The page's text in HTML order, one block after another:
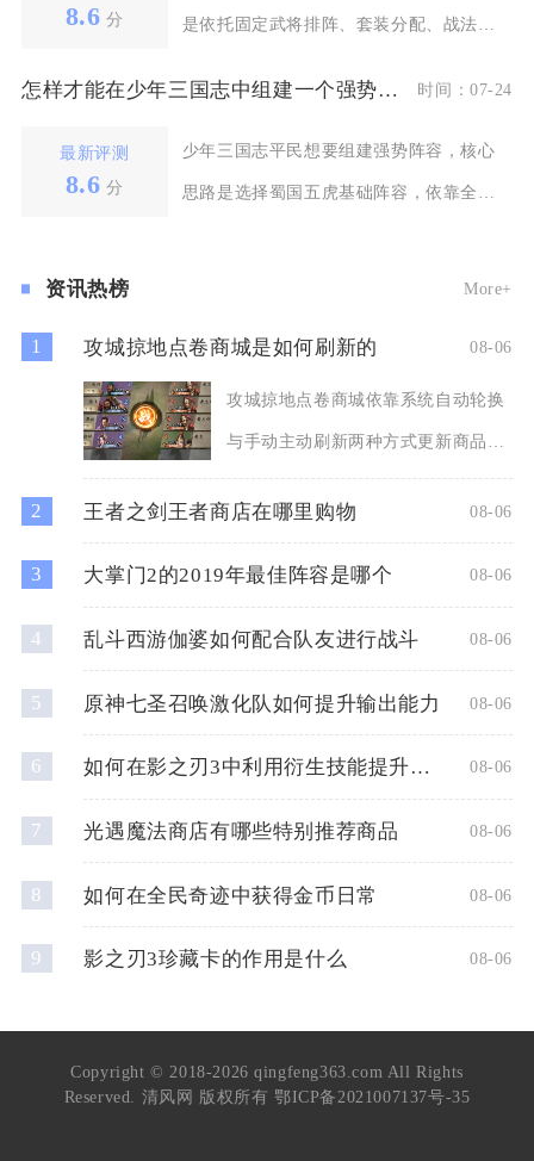
8.6 分 是依托固定武将排阵、套装分配、战法节
怎样才能在少年三国志中组建一个强势平民阵容 时间：07-24
最新评测
8.6 分
少年三国志平民想要组建强势阵容，核心
思路是选择蜀国五虎基础阵容，依靠全商
资讯热榜 More+
1 攻城掠地点卷商城是如何刷新的 08-06
攻城掠地点卷商城依靠系统自动轮换
与手动主动刷新两种方式更新商品，
商城商品池存在品质分层机制
2 王者之剑王者商店在哪里购物 08-06
3 大掌门2的2019年最佳阵容是哪个 08-06
4 乱斗西游伽婆如何配合队友进行战斗 08-06
5 原神七圣召唤激化队如何提升输出能力 08-06
6 如何在影之刃3中利用衍生技能提升战斗力 08-06
7 光遇魔法商店有哪些特别推荐商品 08-06
8 如何在全民奇迹中获得金币日常 08-06
9 影之刃3珍藏卡的作用是什么 08-06
Copyright © 2018-2026 qingfeng363.com All Rights
Reserved. 清风网 版权所有 鄂ICP备2021007137号-35